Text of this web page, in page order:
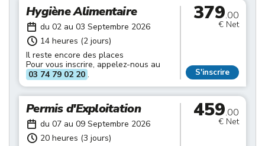
Hygiène Alimentaire
du 02 au 03 Septembre 2026
14 heures (2 jours)
Il reste encore des places
Pour vous inscrire, appelez-nous au
03 74 79 02 20 .
379.00
€ Net
S'inscrire
Permis d'Exploitation
du 07 au 09 Septembre 2026
20 heures (3 jours)
459.00
€ Net